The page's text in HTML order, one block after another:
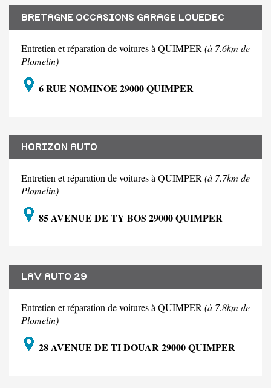
BRETAGNE OCCASIONS GARAGE LOUEDEC
Entretien et réparation de voitures à QUIMPER(à 7.6km de
Plomelin)
6 RUE NOMINOE 29000 QUIMPER
HORIZON AUTO
Entretien et réparation de voitures à QUIMPER(à 7.7km de
Plomelin)
85 AVENUE DE TY BOS 29000 QUIMPER
LAV AUTO 29
Entretien et réparation de voitures à QUIMPER(à 7.8km de
Plomelin)
28 AVENUE DE TI DOUAR 29000 QUIMPER